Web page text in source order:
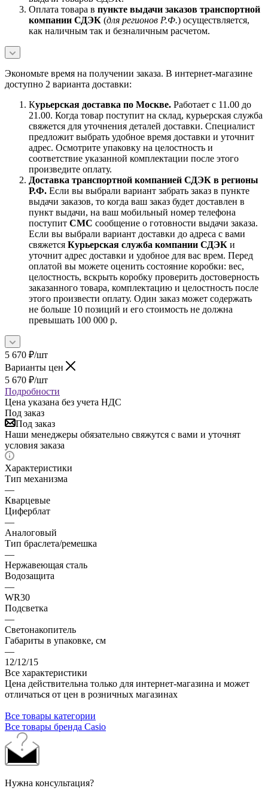
Оплата товара в пункте выдачи заказов транспортной
компании СДЭК (для регионов Р.Ф.) осуществляется,
как наличным так и безналичным расчетом.
Экономьте время на получении заказа. В интернет-магазине
доступно 2 варианта доставки:
Курьерская доставка по Москве. Работает с 11.00 до
21.00. Когда товар поступит на склад, курьерская служба
свяжется для уточнения деталей доставки. Специалист
предложит выбрать удобное время доставки и уточнит
адрес. Осмотрите упаковку на целостность и
соответствие указанной комплектации после этого
произведите оплату.
Доставка транспортной компанией СДЭК в регионы
Р.Ф. Если вы выбрали вариант забрать заказ в пункте
выдачи заказов, то когда ваш заказ будет доставлен в
пункт выдачи, на ваш мобильный номер телефона
поступит СМС сообщение о готовности выдачи заказа.
Если вы выбрали вариант доставки до адреса с вами
свяжется Курьерская служба компании СДЭК и
уточнит адрес доставки и удобное для вас врем. Перед
оплатой вы можете оценить состояние коробки: вес,
целостность, вскрыть коробку проверить достоверность
заказанного товара, комплектацию и целостность после
этого произвести оплату. Один заказ может содержать
не больше 10 позиций и его стоимость не должна
превышать 100 000 р.
5 670 ₽/шт
Варианты цен
5 670 ₽/шт
Подробности
Цена указана без учета НДС
Под заказ
Под заказ
Наши менеджеры обязательно свяжутся с вами и уточнят
условия заказа
Характеристики
Тип механизма
—
Кварцевые
Циферблат
—
Аналоговый
Тип браслета/ремешка
—
Нержавеющая сталь
Водозащита
—
WR30
Подсветка
—
Светонакопитель
Габариты в упаковке, см
—
12/12/15
Все характеристики
Цена действительна только для интернет-магазина и может
отличаться от цен в розничных магазинах
Все товары категории
Все товары бренда Casio
Нужна консультация?